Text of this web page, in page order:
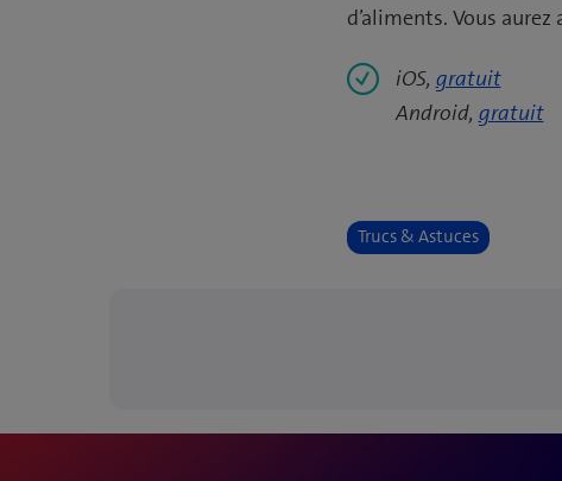
d’aliments. Vous
iOS, gratuit
Android, gratuit
Trucs & Astuces